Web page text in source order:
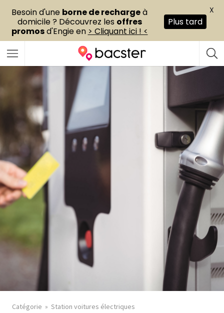
Catégorie Station voitures électriques
Besoin d'une borne de rechargeà
domicile ? Découvrez les offres
promosd'Engie en > Cliquant ici ! <
Plus tard
X